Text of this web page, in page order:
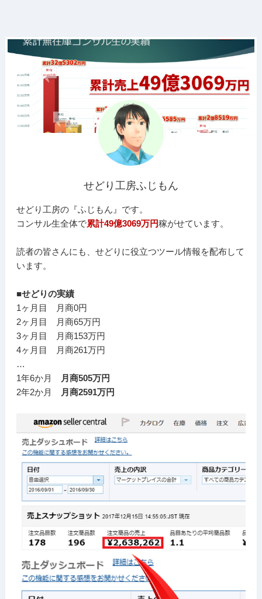
せどり工房ふじもん
せどり工房の『ふじもん』です。
コンサル生全体で累計49億3069万円稼がせています。
読者の皆さんにも、せどりに役立つツール情報を配布して
います。
■せどりの実績
1ヶ月目 月商0円
2ヶ月目 月商65万円
3ヶ月目 月商153万円
4ヶ月目 月商261万円
…
1年6か月
月商505万円
2年2か月
月商2591万円